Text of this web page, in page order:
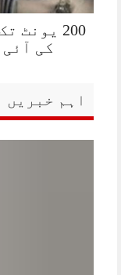
200
کی
اہم خبریں